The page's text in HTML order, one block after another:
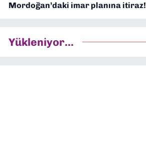
Mordoğan’daki imar planına itiraz!
Yükleniyor...